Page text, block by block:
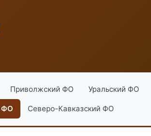
Приволжский ФО Уральский ФО
Северо-Кавказский ФО